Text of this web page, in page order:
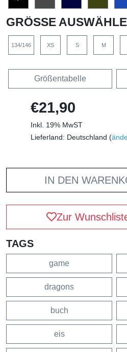
GRÖSSE AUSWÄHLEN
134/146 XS S M
Größentabelle
€21,90
Inkl. 19% MwST
Lieferland: Deutschland (
IN DEN
Zur
TAGS
game
dragons
buch
eis